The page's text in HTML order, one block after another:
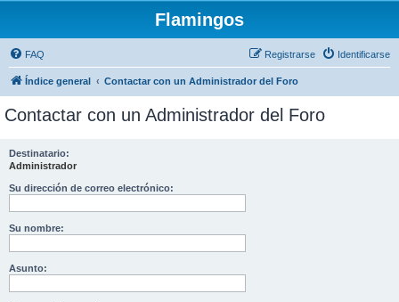
Flamingos
FAQ Identificarse
Registrarse
Índice general Contactar con un Administrador del Foro
Contactar con un Administrador del Foro
Destinatario:
Administrador
Su dirección de correo electrónico:
Su nombre:
Asunto: